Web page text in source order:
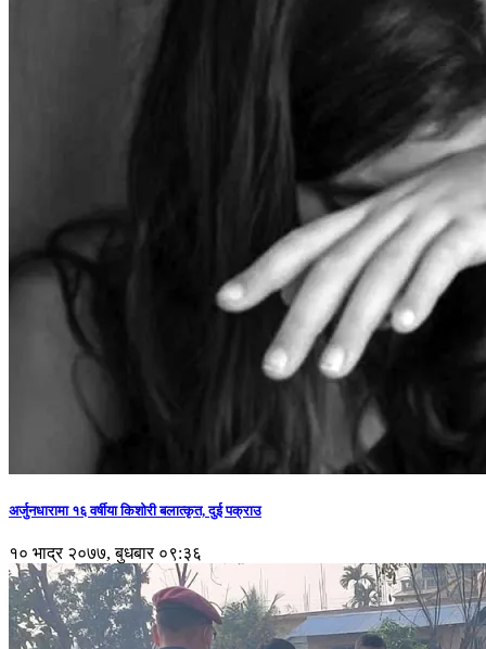
अर्जुनधारामा १६ वर्षीया किशोरी बलात्कृत, दुई पक्राउ
१० भाद्र २०७७, बुधबार ०९:३६